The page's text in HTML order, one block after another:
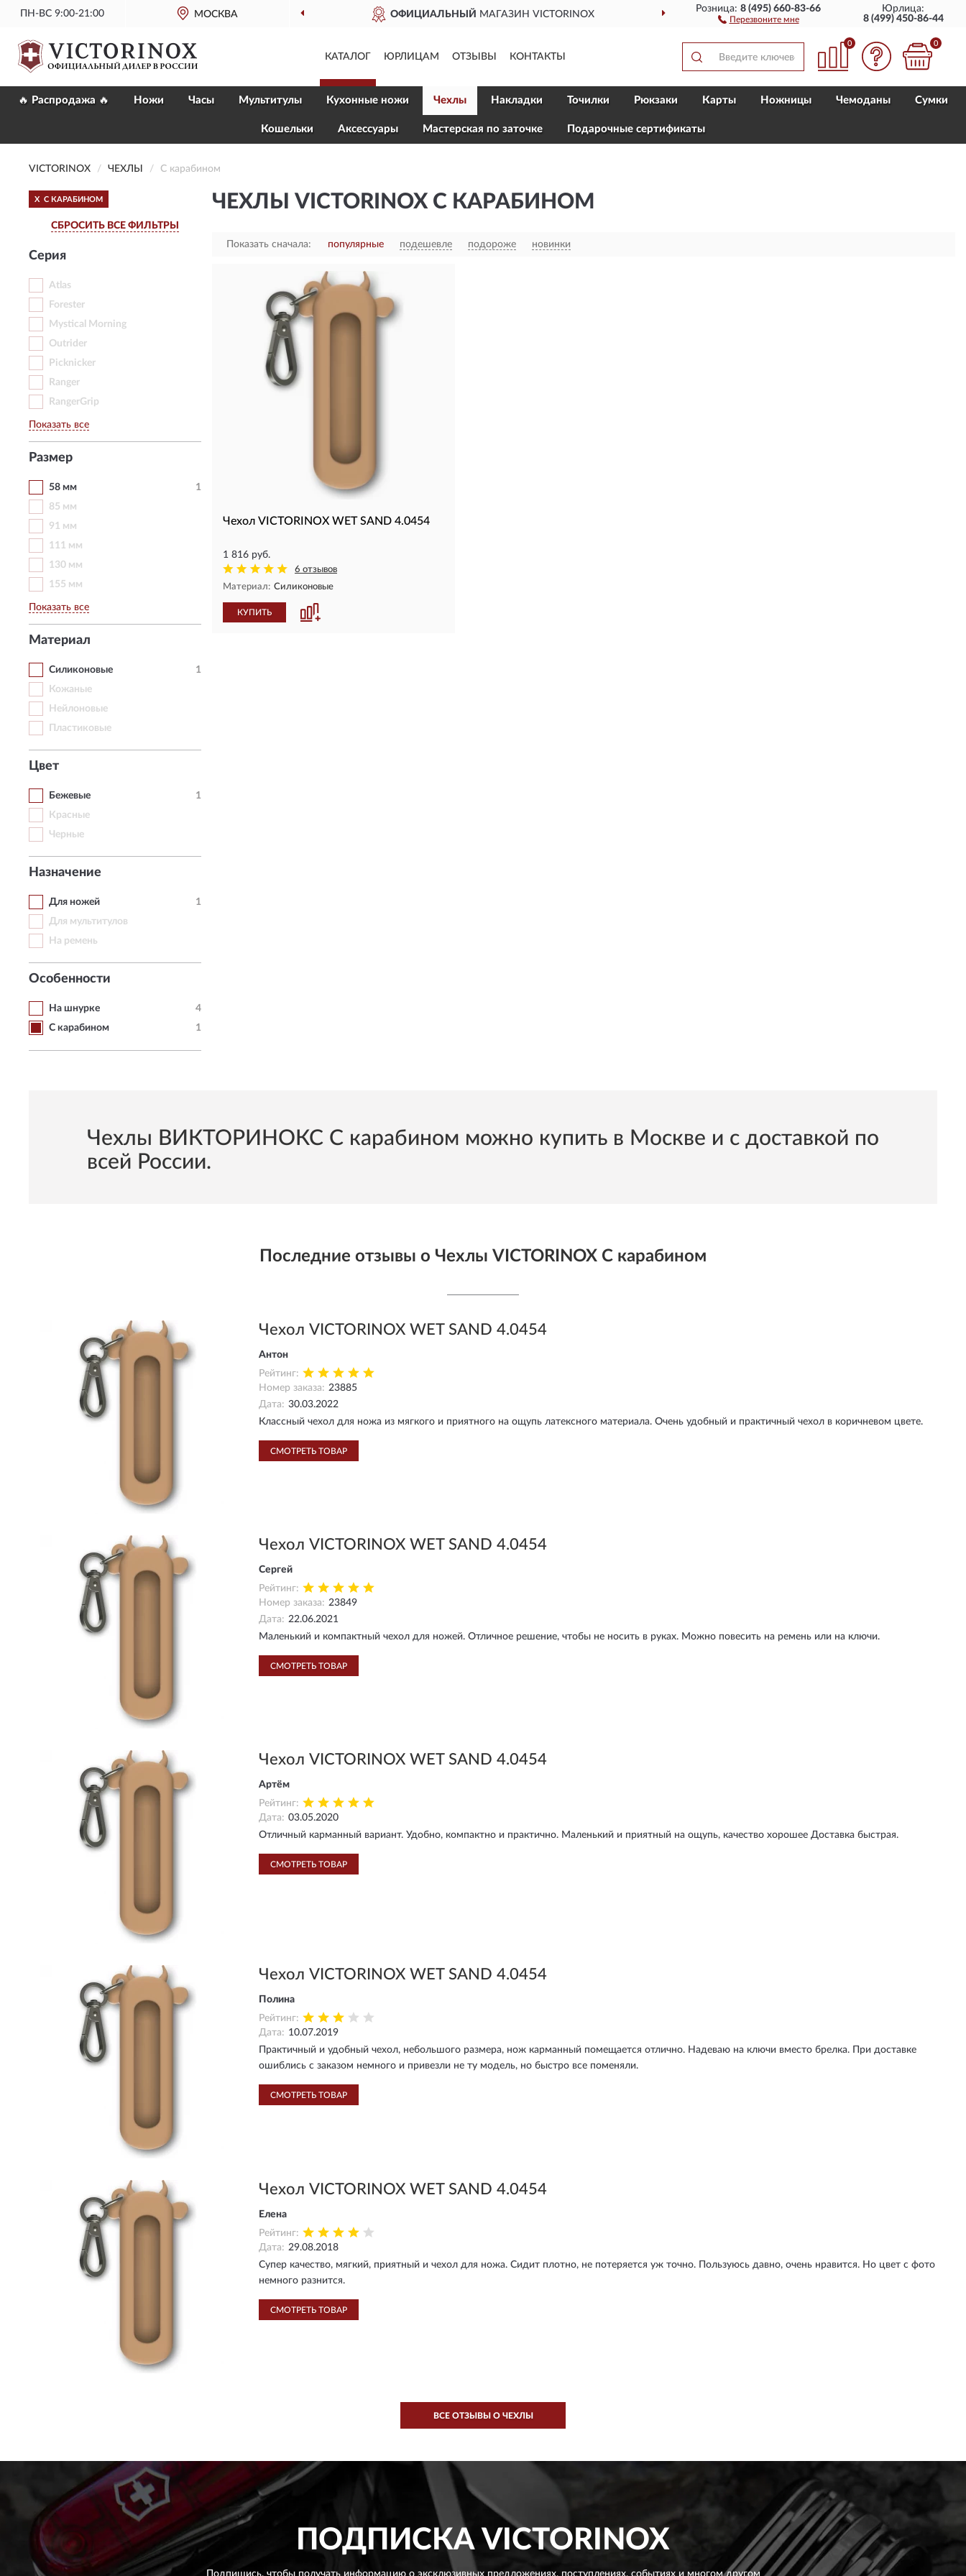
ПН-ВС 9:00-21:00 МОСКВА ОФИЦИАЛЬНЫЙ МАГАЗИН VICTORINOX ДОСТАВИМ ПО ВСЕЙ РОССИИ
Розница:8 (495) 660-83-66
Перезвоните мне
Юрлица:
8 (499) 450-86-44
КАТАЛОГ ЮРЛИЦАМ ОТЗЫВЫ КОНТАКТЫ
0 0
🔥 Распродажа 🔥 Ножи Часы Мультитулы Кухонные ножи Чехлы Накладки Точилки Рюкзаки Карты Ножницы Чемоданы Сумки
Кошельки Aксессуары Мастерская по заточке Подарочные сертификаты
VICTORINOX ЧЕХЛЫ С карабином
X С КАРАБИНОМ
СБРОСИТЬ ВСЕ ФИЛЬТРЫ
Серия
Atlas
Forester
Mystical Morning
Outrider
Picknicker
Ranger
RangerGrip
Показать все
Размер
58 мм
1
85 мм
91 мм
111 мм
130 мм
155 мм
Показать все
Материал
Силиконовые
1
Кожаные
Нейлоновые
Пластиковые
Цвет
Бежевые
1
Красные
Черные
Назначение
Для ножей
1
Для мультитулов
На ремень
Особенности
На шнурке
4
С карабином
1
ЧЕХЛЫ VICTORINOX С КАРАБИНОМ
Показать сначала: популярные подешевле подороже новинки
Чехол VICTORINOX WET SAND 4.0454
1 816 руб.
6 отзывов
Материал: Силиконовые
КУПИТЬ
Чехлы ВИКТОРИНОКС С карабином можно купить в Москве и с доставкой по
всей России.
Последние отзывы о Чехлы VICTORINOX С карабином
Чехол VICTORINOX WET SAND 4.0454
Антон
Рейтинг:
Номер заказа: 23885
Дата: 30.03.2022
Классный чехол для ножа из мягкого и приятного на ощупь латексного материала. Очень удобный и практичный чехол в коричневом цвете.
СМОТРЕТЬ ТОВАР
Чехол VICTORINOX WET SAND 4.0454
Сергей
Рейтинг:
Номер заказа: 23849
Дата: 22.06.2021
Маленький и компактный чехол для ножей. Отличное решение, чтобы не носить в руках. Можно повесить на ремень или на ключи.
СМОТРЕТЬ ТОВАР
Чехол VICTORINOX WET SAND 4.0454
Артём
Рейтинг:
Дата: 03.05.2020
Отличный карманный вариант. Удобно, компактно и практично. Маленький и приятный на ощупь, качество хорошее Доставка быстрая.
СМОТРЕТЬ ТОВАР
Чехол VICTORINOX WET SAND 4.0454
Полина
Рейтинг:
Дата: 10.07.2019
Практичный и удобный чехол, небольшого размера, нож карманный помещается отлично. Надеваю на ключи вместо брелка. При доставке
ошиблись с заказом немного и привезли не ту модель, но быстро все поменяли.
СМОТРЕТЬ ТОВАР
Чехол VICTORINOX WET SAND 4.0454
Елена
Рейтинг:
Дата: 29.08.2018
Супер качество, мягкий, приятный и чехол для ножа. Сидит плотно, не потеряется уж точно. Пользуюсь давно, очень нравится. Но цвет с фото
немного разнится.
СМОТРЕТЬ ТОВАР
ВСЕ ОТЗЫВЫ О ЧЕХЛЫ
ПОДПИСКАVICTORINOX
Подпишись, чтобы получать информацию о эксклюзивных предложениях,поступлениях, событиях и многом другом